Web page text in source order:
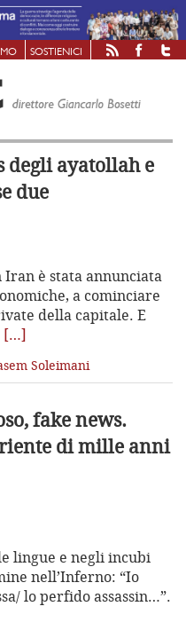
SOSTIENICI
degli ayatollahe
due
è stata annunciata
a cominciare
della capitale. E
[…]
Soleimani
fake news.
di mille anni
lingue e negli incubi
nell’Inferno: “Io
lo perfido assassin…”.